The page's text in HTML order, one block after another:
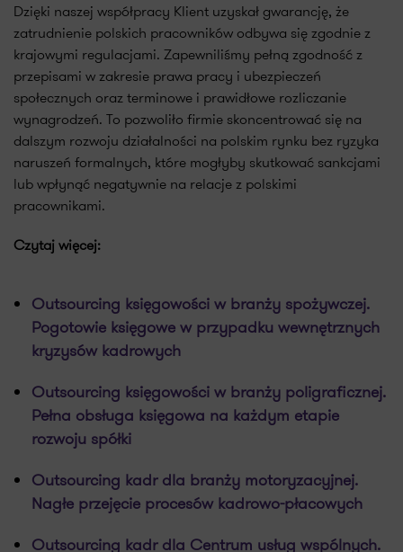
Dzięki naszej współpracy Klient uzyskał gwarancję, że
zatrudnienie polskich pracowników odbywa się zgodnie z
krajowymi regulacjami. Zapewniliśmy pełną zgodność z
przepisami w zakresie prawa pracy i ubezpieczeń
społecznych oraz terminowe i prawidłowe rozliczanie
wynagrodzeń. To pozwoliło firmie skoncentrować się na
dalszym rozwoju działalności na polskim rynku bez ryzyka
naruszeń formalnych, które mogłyby skutkować sankcjami
lub wpłynąć negatywnie na relacje z polskimi
pracownikami.
Czytaj więcej:
Outsourcing księgowości w branży spożywczej.
Pogotowie księgowe w przypadku wewnętrznych
kryzysów kadrowych
Outsourcing księgowości w branży poligraficznej.
Pełna obsługa księgowa na każdym etapie
rozwoju spółki
Outsourcing kadr dla branży motoryzacyjnej.
Nagłe przejęcie procesów kadrowo-płacowych
Outsourcing kadr dla Centrum usług wspólnych.